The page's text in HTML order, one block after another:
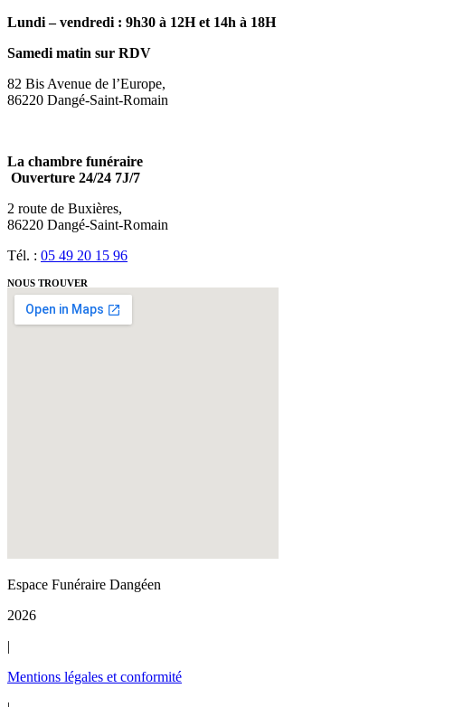
Lundi – vendredi : 9h30 à 12H et 14h à 18H
Samedi matin sur RDV
82 Bis Avenue de l’Europe,
86220 Dangé-Saint-Romain
La chambre funéraire
Ouverture 24/24 7J/7
2 route de Buxières,
86220 Dangé-Saint-Romain
Tél. : 05 49 20 15 96
NOUS TROUVER
Espace Funéraire Dangéen
2026
|
Mentions légales et conformité